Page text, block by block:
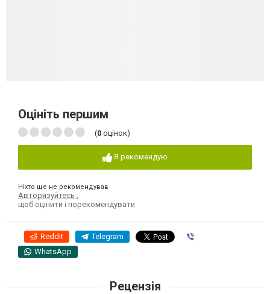
Оцініть першим
(0 оцінок)
Я рекомендую
Ніхто ще не рекомендував
Авторизуйтесь
щоб оцінити і порекомендувати
Reddit Telegram
WhatsApp
Рецензія